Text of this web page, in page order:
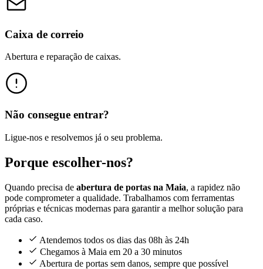
Caixa de correio
Abertura e reparação de caixas.
Não consegue entrar?
Ligue-nos e resolvemos já o seu problema.
Porque escolher-nos?
Quando precisa de abertura de portas na Maia, a rapidez não
pode comprometer a qualidade. Trabalhamos com ferramentas
próprias e técnicas modernas para garantir a melhor solução para
cada caso.
Atendemos todos os dias das 08h às 24h
Chegamos à Maia em 20 a 30 minutos
Abertura de portas sem danos, sempre que possível